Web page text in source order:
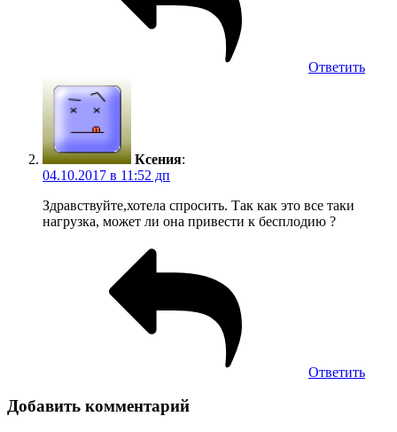
Ответить
Ксения:
04.10.2017 в 11:52 дп
Здравствуйте,хотела спросить. Так как это все таки
нагрузка, может ли она привести к бесплодию ?
Ответить
Добавить комментарий